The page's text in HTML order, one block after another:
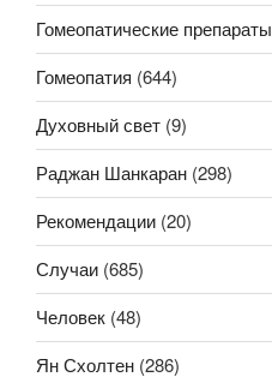
Гомеопатические препараты
Гомеопатия (644)
Духовный свет (9)
Раджан Шанкаран (298)
Рекомендации (20)
Случаи (685)
Человек (48)
Ян Схолтен (286)